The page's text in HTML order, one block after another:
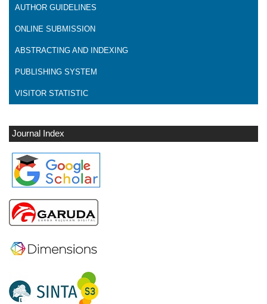
AUTHOR GUIDELINES
ONLINE SUBMISSION
ABSTRACTING AND INDEXING
PUBLISHING SYSTEM
VISITOR STATISTIC
Journal Index